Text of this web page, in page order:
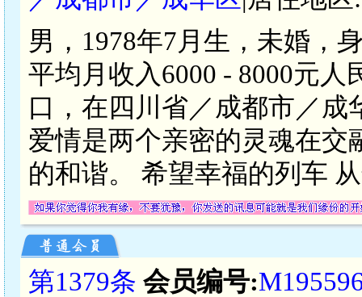
男，1978年7月生，未婚，
平均月收入6000 - 8000元
口，在四川省／成都市／
爱情是两个亲密的灵魂在交
的和谐。 希望幸福的列车
第1379条 会员编号: